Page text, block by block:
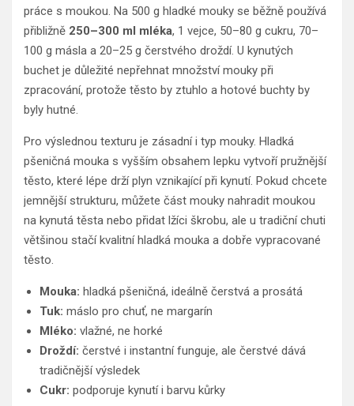
práce s moukou. Na 500 g hladké mouky se běžně používá
přibližně 250–300 ml mléka, 1 vejce, 50–80 g cukru, 70–
100 g másla a 20–25 g čerstvého droždí. U kynutých
buchet je důležité nepřehnat množství mouky při
zpracování, protože těsto by ztuhlo a hotové buchty by
byly hutné.
Pro výslednou texturu je zásadní i typ mouky. Hladká
pšeničná mouka s vyšším obsahem lepku vytvoří pružnější
těsto, které lépe drží plyn vznikající při kynutí. Pokud chcete
jemnější strukturu, můžete část mouky nahradit moukou
na kynutá těsta nebo přidat lžíci škrobu, ale u tradiční chuti
většinou stačí kvalitní hladká mouka a dobře vypracované
těsto.
Mouka: hladká pšeničná, ideálně čerstvá a prosátá
Tuk: máslo pro chuť, ne margarín
Mléko: vlažné, ne horké
Droždí: čerstvé i instantní funguje, ale čerstvé dává
tradičnější výsledek
Cukr: podporuje kynutí i barvu kůrky